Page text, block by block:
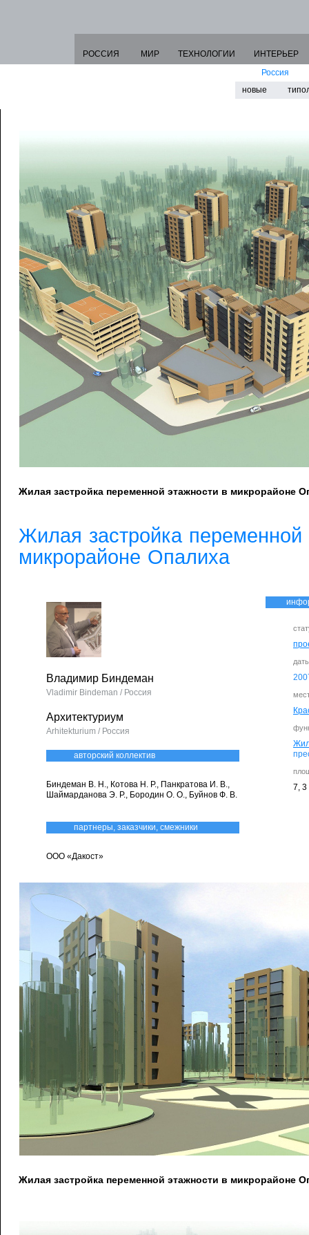
РОССИЯ МИР ТЕХНОЛОГИИ
ИНТЕРЬЕР
Россия
новые
Жилая застройка переменной этажности в микрорайоне
Жилая застройка переменной
микрорайоне Опалиха
7, 3
Владимир Биндеман
Vladimir Bindeman / Россия
Архитектуриум
Arhitekturium / Россия
авторский коллектив
Биндеман В. Н., Котова Н. Р., Панкратова И. В.,
Шаймарданова Э. Р., Бородин О. О., Буйнов Ф. В.
партнеры, заказчики, смежники
ООО «Дакост»
Жилая застройка переменной этажности в микрорайоне